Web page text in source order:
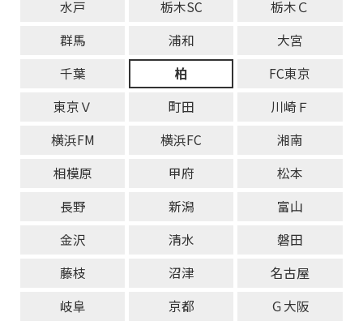
水戸
栃木SC
栃木Ｃ
群馬
浦和
大宮
千葉
柏
FC東京
東京Ｖ
町田
川崎Ｆ
横浜FM
横浜FC
湘南
相模原
甲府
松本
長野
新潟
富山
金沢
清水
磐田
藤枝
沼津
名古屋
岐阜
京都
Ｇ大阪